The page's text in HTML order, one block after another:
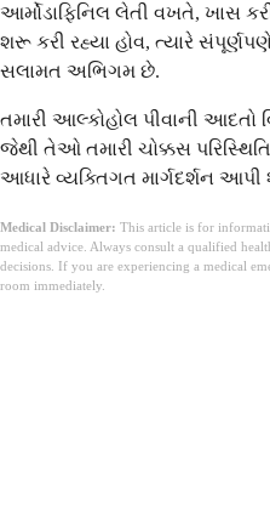
આર્મોડાફિનિલ લેતી વખતે, ખાસ
શરૂ કરી રહ્યા હોવ, ત્યારે
સલામત અભિગમ છે.
તમારી આલ્કોહોલ પીવાની આદતો
જેથી તેઓ તમારી ચોક્કસ
આધારે વ્યક્તિગત માર્ગદર્શન આપી
Medical Disclaimer: This article is for
medical advice. Always consult a qualified
decisions. If you are experiencing a medical
room immediately.